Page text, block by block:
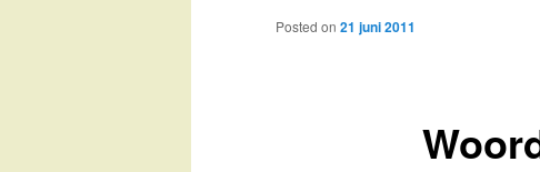
to
Posted on 21 juni 2011